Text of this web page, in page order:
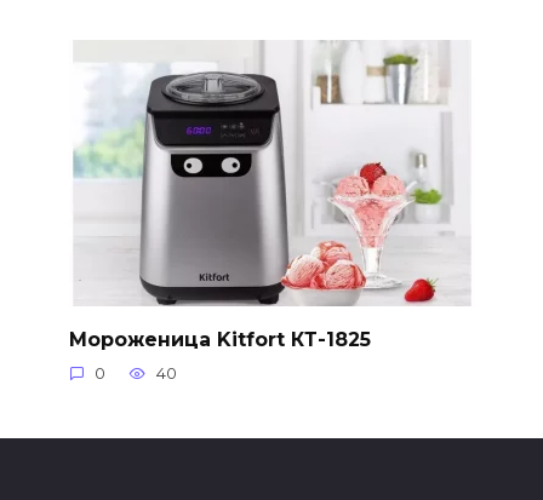
Мороженица Kitfort КТ-1825
0 40